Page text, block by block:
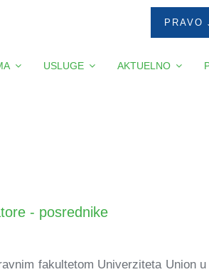
PRAVO
USLUGE AKTUELNO
- posrednike
fakultetom Univerziteta Union